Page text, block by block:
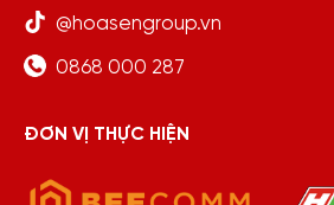
@hoasengroup.vn
0868 000 287
ĐƠN VỊ THỰC HIỆN